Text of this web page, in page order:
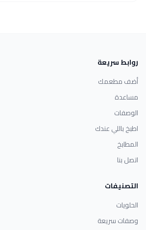
روابط سريعة
أضف مطعمك
مساعدة
الوصفات
اطبخ باللي عندك
المطابخ
اتصل بنا
التصنيفات
الحلويات
وصفات سريعة